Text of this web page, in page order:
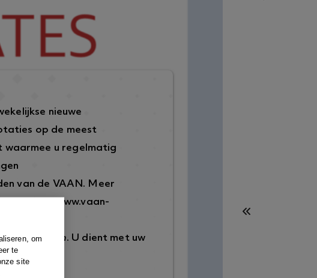
om
te
site
nieuwe
op de meest
waarmee u regelmatig
van de VAAN. Meer
https://www.vaan-
Inloggen. U dient met uw